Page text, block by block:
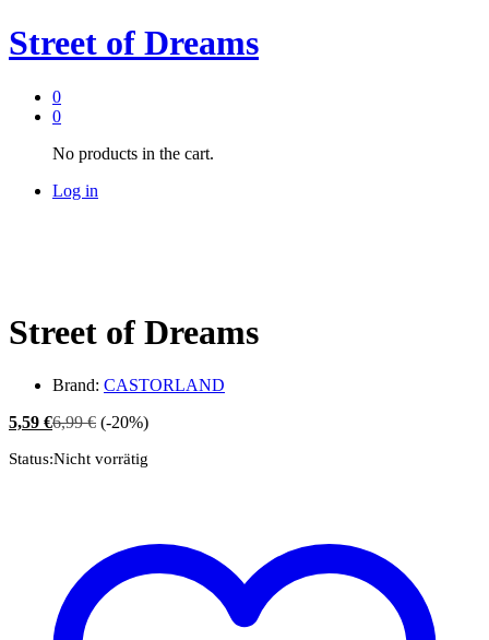
Street of Dreams
0
0
No products in the cart.
Log in
Street of Dreams
Brand: CASTORLAND
5,59 €6,99€ (-20%)
Status:Nicht vorrätig